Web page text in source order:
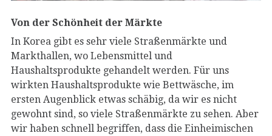
Von der Schönheit der Märkte
In Korea gibt es sehr viele Straßenmärkte und
Markthallen, wo Lebensmittel und
Haushaltsprodukte gehandelt werden. Für uns
wirkten Haushaltsprodukte wie Bettwäsche, im
ersten Augenblick etwas schäbig, da wir es nicht
gewohnt sind, so viele Straßenmärkte zu sehen. Aber
wir haben schnell begriffen, dass die Einheimischen